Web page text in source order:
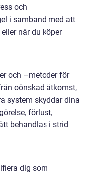
och
i samband med att
när du köper
och –metoder för
oönskad åtkomst,
system skyddar dina
förlust,
behandlas i strid
dig som